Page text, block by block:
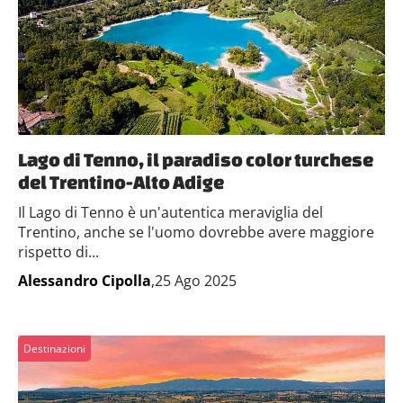
Lago di Tenno, il paradiso color turchese
del Trentino-Alto Adige
Il Lago di Tenno è un'autentica meraviglia del
Trentino, anche se l'uomo dovrebbe avere maggiore
rispetto di...
Alessandro Cipolla,25 Ago 2025
Destinazioni